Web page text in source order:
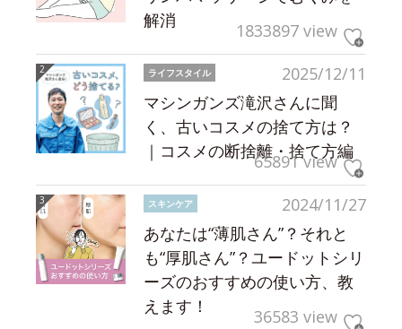
解消
1833897 view
2025/12/11
ライフスタイル
マシンガンズ滝沢さんに聞
く、古いコスメの捨て方は？
｜コスメの断捨離・捨て方編
65891 view
2024/11/27
スキンケア
あなたは“薄肌さん”？それと
も“厚肌さん”？ユードットシリ
ーズのおすすめの使い方、教
えます！
36583 view